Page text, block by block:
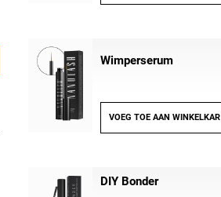
Wimperserum
VOEG TOE AAN WINKELKAR
DIY Bonder